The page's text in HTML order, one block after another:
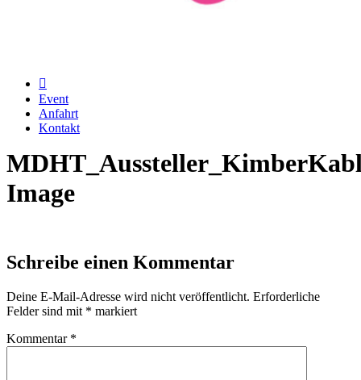
Event
Anfahrt
Kontakt
Image
Schreibe einen Kommentar
Deine E-Mail-Adresse wird nicht veröffentlicht. Erforderliche
Felder sind mit * markiert
Kommentar *